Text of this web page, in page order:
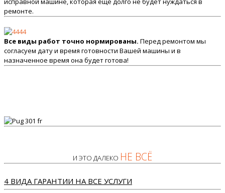
ремонте.
Все виды работ точно нормированы. Перед ремонтом мы
согласуем дату и время готовности Вашей машины и в
назначенное время она будет готова!
И ЭТО ДАЛЕКО НЕ ВСЁ
4 ВИДА ГАРАНТИИ НА ВСЕ УСЛУГИ